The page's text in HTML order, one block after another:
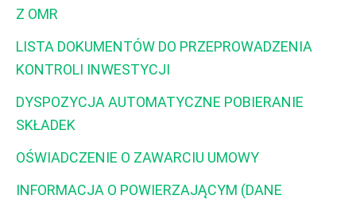
Z OMR
LISTA DOKUMENTÓW DO PRZEPROWADZENIA
KONTROLI INWESTYCJI
DYSPOZYCJA AUTOMATYCZNE POBIERANIE
SKŁADEK
OŚWIADCZENIE O ZAWARCIU UMOWY
INFORMACJA O POWIERZAJĄCYM (DANE